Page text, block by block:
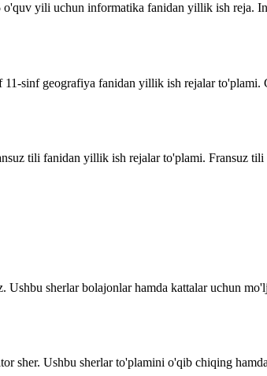
yili uchun informatika fanidan yillik ish
sinf geografiya fanidan yillik ish rejalar
tili fanidan yillik ish rejalar to'plami. Fransuz
sherlar bolajonlar hamda kattalar uchun
sher. Ushbu sherlar to'plamini o'qib chiqing